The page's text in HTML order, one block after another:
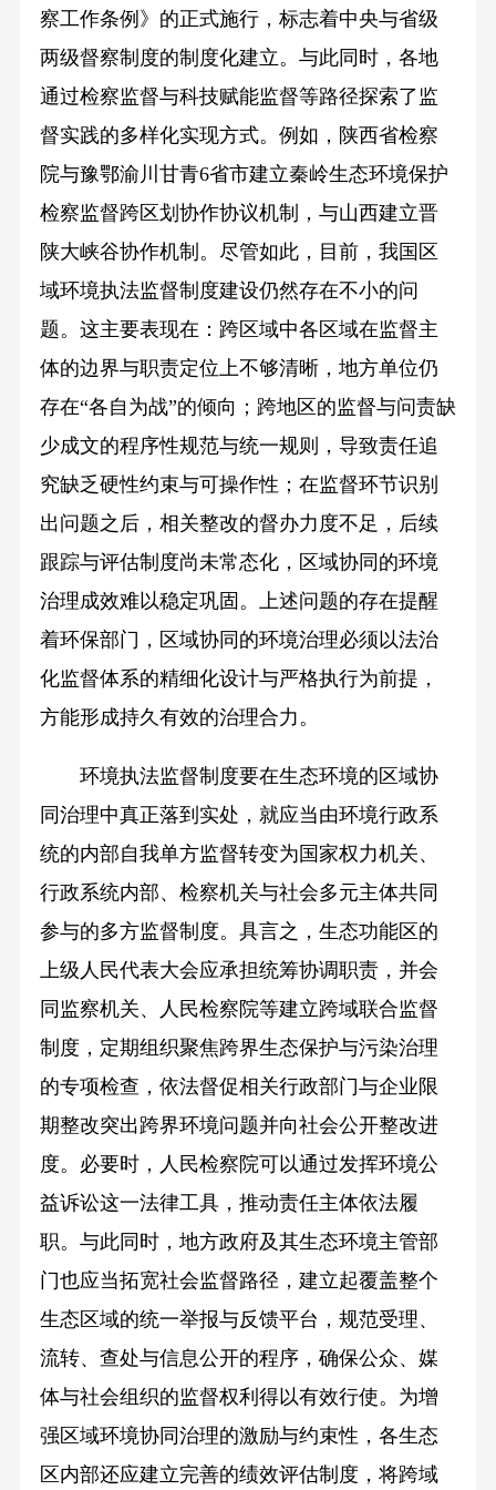
察工作条例》的正式施行，标志着中央与省级
两级督察制度的制度化建立。与此同时，各地
通过检察监督与科技赋能监督等路径探索了监
督实践的多样化实现方式。例如，陕西省检察
院与豫鄂渝川甘青6省市建立秦岭生态环境保护
检察监督跨区划协作协议机制，与山西建立晋
陕大峡谷协作机制。尽管如此，目前，我国区
域环境执法监督制度建设仍然存在不小的问
题。这主要表现在：跨区域中各区域在监督主
体的边界与职责定位上不够清晰，地方单位仍
存在“各自为战”的倾向；跨地区的监督与问责缺
少成文的程序性规范与统一规则，导致责任追
究缺乏硬性约束与可操作性；在监督环节识别
出问题之后，相关整改的督办力度不足，后续
跟踪与评估制度尚未常态化，区域协同的环境
治理成效难以稳定巩固。上述问题的存在提醒
着环保部门，区域协同的环境治理必须以法治
化监督体系的精细化设计与严格执行为前提，
方能形成持久有效的治理合力。
环境执法监督制度要在生态环境的区域协
同治理中真正落到实处，就应当由环境行政系
统的内部自我单方监督转变为国家权力机关、
行政系统内部、检察机关与社会多元主体共同
参与的多方监督制度。具言之，生态功能区的
上级人民代表大会应承担统筹协调职责，并会
同监察机关、人民检察院等建立跨域联合监督
制度，定期组织聚焦跨界生态保护与污染治理
的专项检查，依法督促相关行政部门与企业限
期整改突出跨界环境问题并向社会公开整改进
度。必要时，人民检察院可以通过发挥环境公
益诉讼这一法律工具，推动责任主体依法履
职。与此同时，地方政府及其生态环境主管部
门也应当拓宽社会监督路径，建立起覆盖整个
生态区域的统一举报与反馈平台，规范受理、
流转、查处与信息公开的程序，确保公众、媒
体与社会组织的监督权利得以有效行使。为增
强区域环境协同治理的激励与约束性，各生态
区内部还应建立完善的绩效评估制度，将跨域